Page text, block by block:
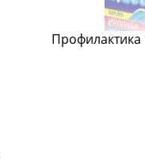
Профилактика